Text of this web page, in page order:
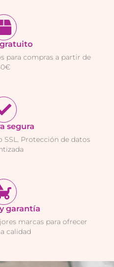
para compras a partir de
segura
Protección de datos
garantía
marcas para ofrecer
calidad